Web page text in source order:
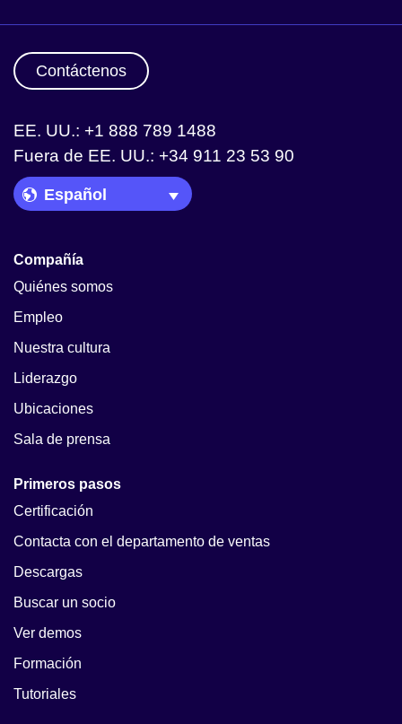
Contáctenos
EE. UU.: +1 888 789 1488
Fuera de EE. UU.: +34 911 23 53 90
Language Picker
Compañía
Quiénes somos
Empleo
Nuestra cultura
Liderazgo
Ubicaciones
Sala de prensa
Primeros pasos
Certificación
Contacta con el departamento de ventas
Descargas
Buscar un socio
Ver demos
Formación
Tutoriales